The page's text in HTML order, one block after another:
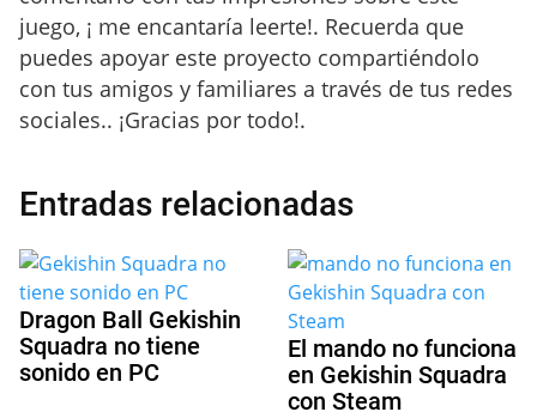
juego, ¡ me encantaría leerte!. Recuerda que
puedes apoyar este proyecto compartiéndolo
con tus amigos y familiares a través de tus redes
sociales.. ¡Gracias por todo!.
Entradas relacionadas
Dragon Ball Gekishin
Squadra no tiene
sonido en PC
El mando no funciona
en Gekishin Squadra
con Steam